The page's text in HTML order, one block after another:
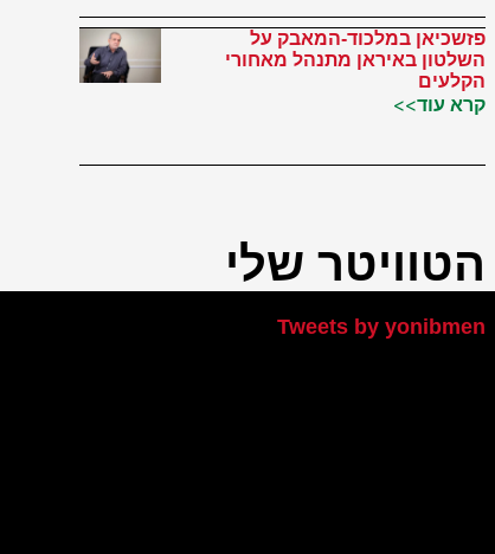
פזשכיאן במלכוד-המאבק על
השלטון באיראן מתנהל מאחורי
הקלעים
קרא עוד>>
הטוויטר שלי
Tweets by yonibmen